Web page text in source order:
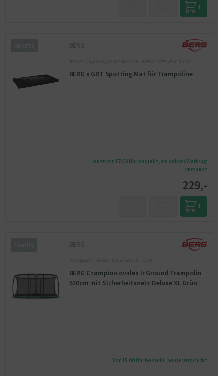
BERG
Rampe | Spottingmat | Airspot - BERG - 140 x 80 x 10 cm
BERG x GRT Spotting Mat für Trampoline
Heute vor 17:00 Uhr bestellt, am selben Werktag
versandt
229,-
BERG
Trampolin - BERG - 520 x 350 cm - Oval
BERG Champion ovales InGround Trampolin
520cm mit Sicherheitsnetz Deluxe XL Grün
Vor 15:00 Uhr bestellt, heute verschickt